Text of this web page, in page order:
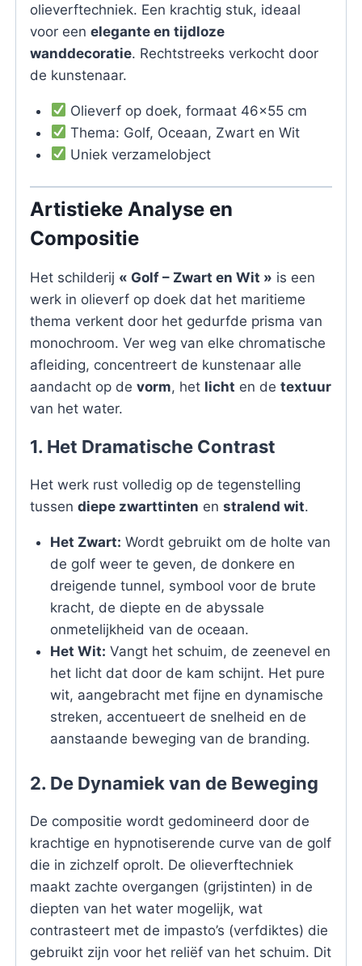
olieverftechniek. Een krachtig stuk, ideaal
voor een elegante en tijdloze
wanddecoratie. Rechtstreeks verkocht door
de kunstenaar.
Olieverf op doek, formaat 46×55 cm
Thema: Golf, Oceaan, Zwart en Wit
Uniek verzamelobject
Artistieke Analyse en
Compositie
Het schilderij « Golf – Zwart en Wit » is een
werk in olieverf op doek dat het maritieme
thema verkent door het gedurfde prisma van
monochroom. Ver weg van elke chromatische
afleiding, concentreert de kunstenaar alle
aandacht op de vorm, het licht en de textuur
van het water.
1. Het Dramatische Contrast
Het werk rust volledig op de tegenstelling
tussen diepe zwarttinten en stralend wit.
Het Zwart: Wordt gebruikt om de holte van
de golf weer te geven, de donkere en
dreigende tunnel, symbool voor de brute
kracht, de diepte en de abyssale
onmetelijkheid van de oceaan.
Het Wit: Vangt het schuim, de zeenevel en
het licht dat door de kam schijnt. Het pure
wit, aangebracht met fijne en dynamische
streken, accentueert de snelheid en de
aanstaande beweging van de branding.
2. De Dynamiek van de Beweging
De compositie wordt gedomineerd door de
krachtige en hypnotiserende curve van de golf
die in zichzelf oprolt. De olieverftechniek
maakt zachte overgangen (grijstinten) in de
diepten van het water mogelijk, wat
contrasteert met de impasto’s (verfdiktes) die
gebruikt zijn voor het reliëf van het schuim. Dit